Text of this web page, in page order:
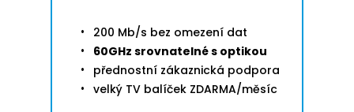
200 Mb/s bez omezení dat
60GHz srovnatelné s optikou
přednostní zákaznická podpora
velký TV balíček ZDARMA/měsíc